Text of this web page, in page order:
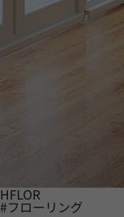
HFLOR
#フローリング